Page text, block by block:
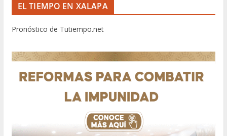
EL TIEMPO EN XALAPA
Pronóstico de Tutiempo.net